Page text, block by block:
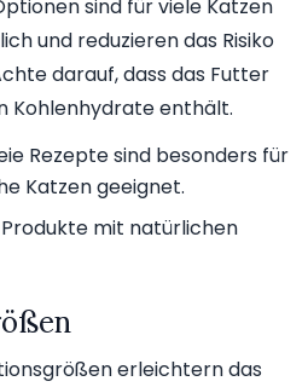
sind für viele Katzen
und reduzieren das Risiko
darauf, dass das Futter
Kohlenhydrate enthält.
Rezepte sind besonders für
Katzen geeignet.
mit natürlichen
erleichtern das